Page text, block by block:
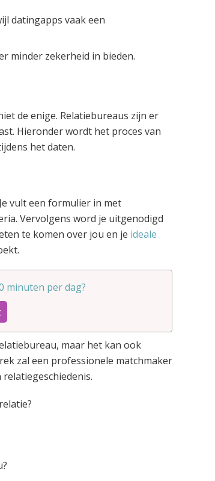
datingapps vaak een
minder zekerheid in bieden.
de enige. Relatiebureaus zijn er
Hieronder wordt het proces van
het daten.
vult een formulier in met
Vervolgens word je uitgenodigd
te komen over jou en je ideale
minuten per dag?
maar het kan ook
zal een professionele matchmaker